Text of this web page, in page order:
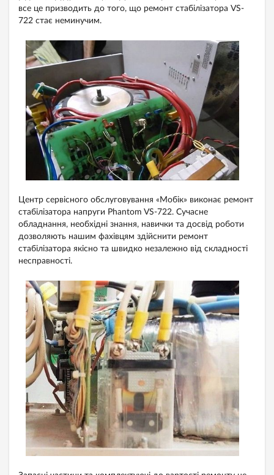
все це призводить до того, що ремонт стабілізатора VS-
722 стає неминучим.
Центр сервісного обслуговування «Мобік» виконає ремонт
стабілізатора напруги Phantom VS-722. Сучасне
обладнання, необхідні знання, навички та досвід роботи
дозволяють нашим фахівцям здійснити ремонт
стабілізатора якісно та швидко незалежно від складності
несправності.